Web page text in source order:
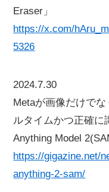
Eraser」
https://x.com/
5326
2024.7.30
Metaが画像だけで
ルタイムかつ正確に
Anything Model
https://gigazine.net/
anything-2-sam/